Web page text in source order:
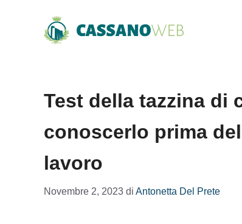
Test della tazzina di
conoscerlo prima
lavoro
Novembre 2, 2023 di Antonetta Del Prete